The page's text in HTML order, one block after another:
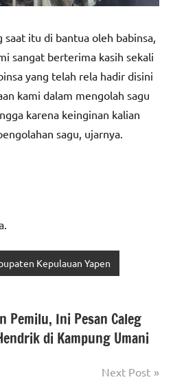
saat itu di bantua oleh babinsa,
sangat berterima kasih sekali
yang telah rela hadir disini
kami dalam mengolah sagu
karena keinginan kalian
sagu, ujarnya.
Kepulauan Yapen
Pemilu, Ini Pesan Caleg
di Kampung Umani
Next Post